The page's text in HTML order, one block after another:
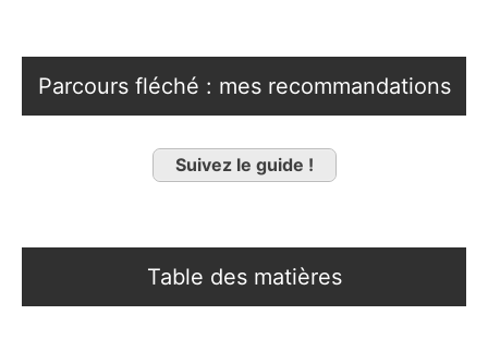
Parcours fléché : mes recommandations
Suivez le guide !
Table des matières